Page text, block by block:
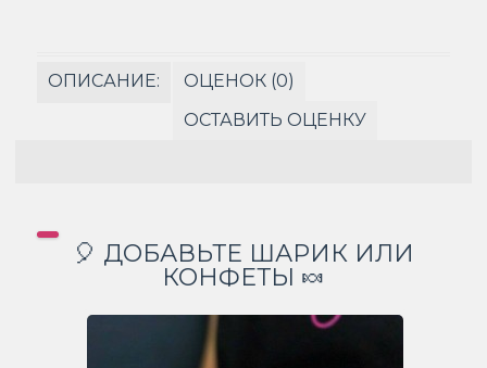
ОПИСАНИЕ:
ОЦЕНОК (0)
ОСТАВИТЬ ОЦЕНКУ
🎈 ДОБАВЬТЕ ШАРИК ИЛИ
КОНФЕТЫ 🍬